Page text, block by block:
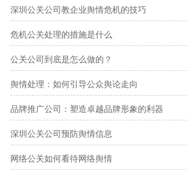
深圳公关公司教企业舆情危机的技巧
危机公关处理的措施是什么
公关公司到底是怎么做的？
舆情处理：如何引导公众舆论走向
品牌推广公司：塑造卓越品牌形象的利器
深圳公关公司预防舆情信息
网络公关如何看待网络舆情